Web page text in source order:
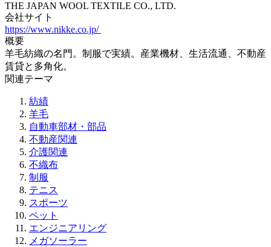
THE JAPAN WOOL TEXTILE CO., LTD.
会社サイト
https://www.nikke.co.jp/
概要
羊毛紡織の名門。制服で実績。産業機材、生活流通、不動産
賃貸と多角化。
関連テーマ
紡績
羊毛
自動車部材・部品
不動産関連
介護関連
不織布
制服
テニス
スポーツ
ペット
エンジニアリング
メガソーラー